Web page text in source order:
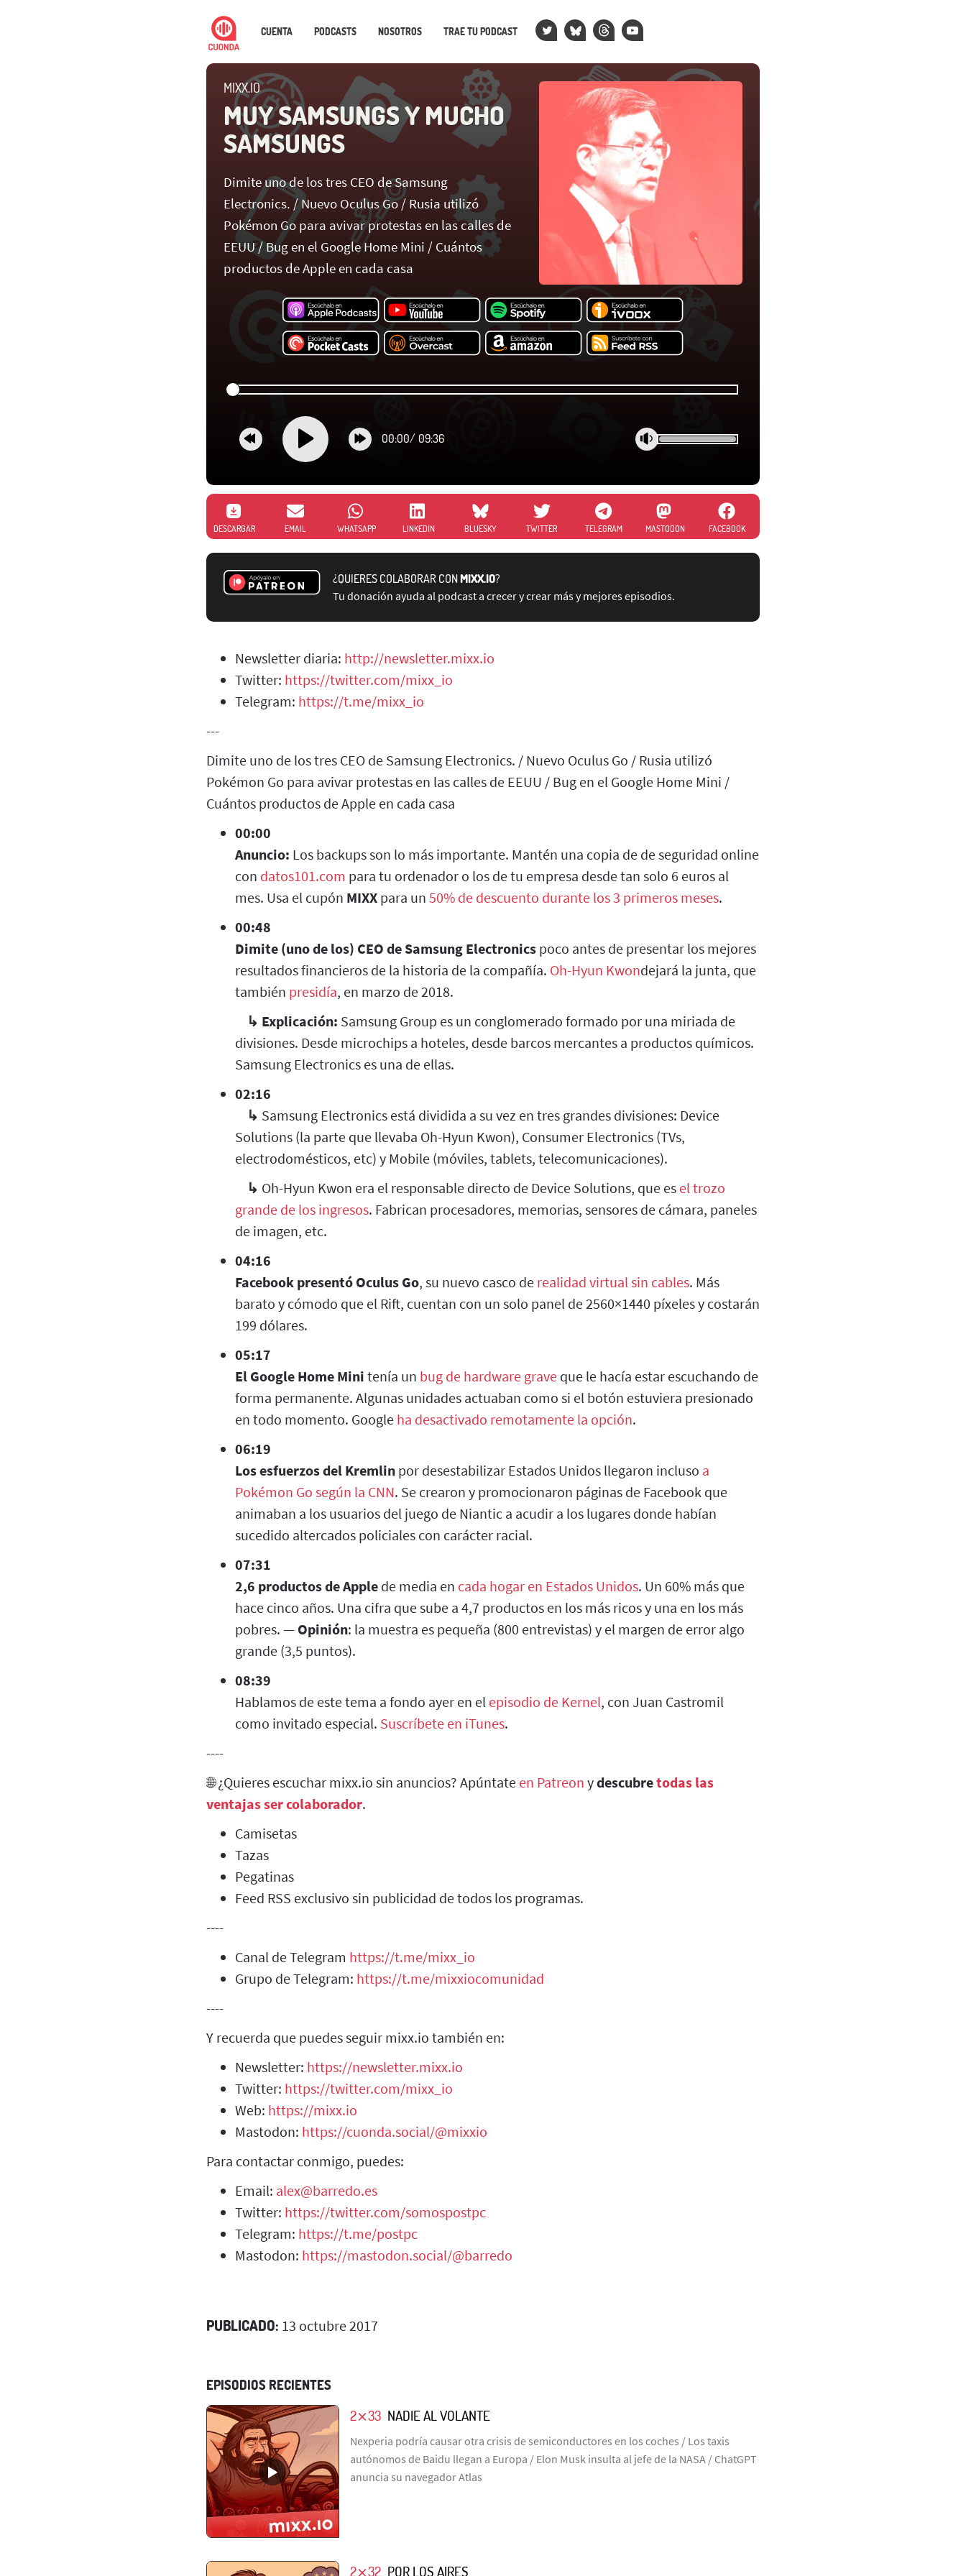
CUENTA PODCASTS NOSOTROS TRAE TU PODCAST
MIXX.IO
MUY SAMSUNGS Y MUCHO
SAMSUNGS
Dimite uno de los tres CEO de Samsung
Electronics. / Nuevo Oculus Go / Rusia utilizó
Pokémon Go para avivar protestas en las calles de
EEUU / Bug en el Google Home Mini / Cuántos
productos de Apple en cada casa
00:00/ 09:36
DESCARGAR EMAIL WHATSAPP LINKEDIN BLUESKY TWITTER TELEGRAM MASTODON FACEBOOK
¿QUIERES COLABORAR CONMIXX.IO?
Tu donación ayuda al podcast a crecer y crear más y mejores episodios.
Newsletter diaria: http://newsletter.mixx.io
Twitter: https://twitter.com/mixx_io
Telegram: https://t.me/mixx_io
---
Dimite uno de los tres CEO de Samsung Electronics. / Nuevo Oculus Go / Rusia utilizó
Pokémon Go para avivar protestas en las calles de EEUU / Bug en el Google Home Mini /
Cuántos productos de Apple en cada casa
00:00
Anuncio: Los backups son lo más importante. Mantén una copia de de seguridad online
con datos101.com para tu ordenador o los de tu empresa desde tan solo 6 euros al
mes. Usa el cupón MIXX para un 50% de descuento durante los 3 primeros meses.
00:48
Dimite (uno de los) CEO de Samsung Electronics poco antes de presentar los mejores
resultados financieros de la historia de la compañía. Oh-Hyun Kwondejará la junta, que
también presidía, en marzo de 2018.
↳ Explicación: Samsung Group es un conglomerado formado por una miriada de
divisiones. Desde microchips a hoteles, desde barcos mercantes a productos químicos.
Samsung Electronics es una de ellas.
02:16
↳ Samsung Electronics está dividida a su vez en tres grandes divisiones: Device
Solutions (la parte que llevaba Oh-Hyun Kwon), Consumer Electronics (TVs,
electrodomésticos, etc) y Mobile (móviles, tablets, telecomunicaciones).
↳ Oh-Hyun Kwon era el responsable directo de Device Solutions, que es el trozo
grande de los ingresos. Fabrican procesadores, memorias, sensores de cámara, paneles
de imagen, etc.
04:16
Facebook presentó Oculus Go, su nuevo casco de realidad virtual sin cables. Más
barato y cómodo que el Rift, cuentan con un solo panel de 2560×1440 píxeles y costarán
199 dólares.
05:17
El Google Home Mini tenía un bug de hardware grave que le hacía estar escuchando de
forma permanente. Algunas unidades actuaban como si el botón estuviera presionado
en todo momento. Google ha desactivado remotamente la opción.
06:19
Los esfuerzos del Kremlin por desestabilizar Estados Unidos llegaron incluso a
Pokémon Go según la CNN. Se crearon y promocionaron páginas de Facebook que
animaban a los usuarios del juego de Niantic a acudir a los lugares donde habían
sucedido altercados policiales con carácter racial.
07:31
2,6 productos de Apple de media en cada hogar en Estados Unidos. Un 60% más que
hace cinco años. Una cifra que sube a 4,7 productos en los más ricos y una en los más
pobres. — Opinión: la muestra es pequeña (800 entrevistas) y el margen de error algo
grande (3,5 puntos).
08:39
Hablamos de este tema a fondo ayer en el episodio de Kernel, con Juan Castromil
como invitado especial. Suscríbete en iTunes.
----
🌐 ¿Quieres escuchar mixx.io sin anuncios? Apúntate en Patreon ydescubretodas las
ventajas ser colaborador.
Camisetas
Tazas
Pegatinas
Feed RSS exclusivo sin publicidad de todos los programas.
----
Canal de Telegram https://t.me/mixx_io
Grupo de Telegram: https://t.me/mixxiocomunidad
----
Y recuerda que puedes seguir mixx.io también en:
Newsletter: https://newsletter.mixx.io
Twitter: https://twitter.com/mixx_io
Web: https://mixx.io
Mastodon: https://cuonda.social/@mixxio
Para contactar conmigo, puedes:
Email: alex@barredo.es
Twitter: https://twitter.com/somospostpc
Telegram: https://t.me/postpc
Mastodon: https://mastodon.social/@barredo
PUBLICADO: 13 octubre 2017
EPISODIOS RECIENTES
2⨯33 NADIE AL VOLANTE
Nexperia podría causar otra crisis de semiconductores en los coches / Los taxis
autónomos de Baidu llegan a Europa / Elon Musk insulta al jefe de la NASA / ChatGPT
anuncia su navegador Atlas
2⨯32 POR LOS AIRES